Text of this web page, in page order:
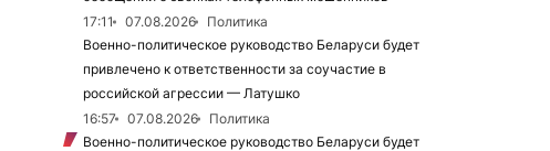
17:11
07.08.2026
Политика
Военно-политическое руководство Беларуси будет
привлечено к ответственности за соучастие в
российской агрессии — Латушко
16:57
07.08.2026
Политика
Военно-политическое руководство Беларуси будет